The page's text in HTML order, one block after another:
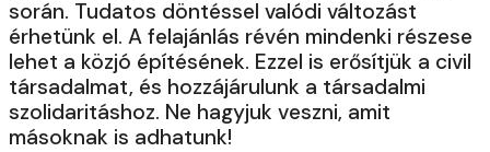
során. Tudatos döntéssel valódi változást
érhetünk el. A felajánlás révén mindenki részese
lehet a közjó építésének. Ezzel is erősítjük a civil
társadalmat, és hozzájárulunk a társadalmi
szolidaritáshoz. Ne hagyjuk veszni, amit
másoknak is adhatunk!